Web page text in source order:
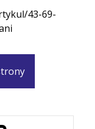
43-69-